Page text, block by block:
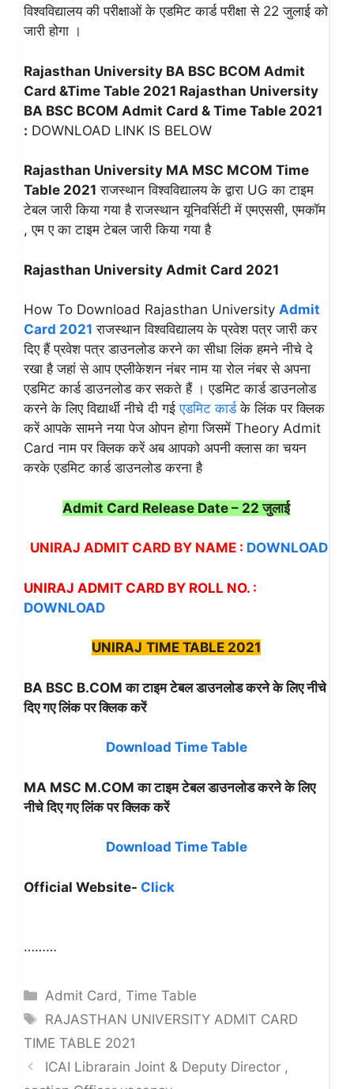
विश्वविद्यालय की परीक्षाओं के एडमिट कार्ड परीक्षा से 22 जुलाई को
जारी होगा ।
Rajasthan University BA BSC BCOM Admit
Card &Time Table 2021 Rajasthan University
BA BSC BCOM Admit Card & Time Table 2021
: DOWNLOAD LINK IS BELOW
Rajasthan University MA MSC MCOM Time
Table 2021 राजस्थान विश्वविद्यालय के द्वारा UG का टाइम
टेबल जारी किया गया है राजस्थान यूनिवर्सिटी में एमएससी, एमकॉम
, एम ए का टाइम टेबल जारी किया गया है
Rajasthan University Admit Card 2021
How To Download Rajasthan University Admit
Card 2021 राजस्थान विश्वविद्यालय के प्रवेश पत्र जारी कर
दिए हैं प्रवेश पत्र डाउनलोड करने का सीधा लिंक हमने नीचे दे
रखा है जहां से आप एप्लीकेशन नंबर नाम या रोल नंबर से अपना
एडमिट कार्ड डाउनलोड कर सकते हैं । एडमिट कार्ड डाउनलोड
करने के लिए विद्यार्थी नीचे दी गईएडमिट कार्डके लिंक पर क्लिक
करें आपके सामने नया पेज ओपन होगा जिसमें Theory Admit
Card नाम पर क्लिक करें अब आपको अपनी क्लास का चयन
करके एडमिट कार्ड डाउनलोड करना है
Admit Card Release Date – 22 जुलाई
UNIRAJ ADMIT CARD BY NAME : DOWNLOAD
UNIRAJ ADMIT CARD BY ROLL NO. :
DOWNLOAD
UNIRAJ TIME TABLE 2021
BA BSC B.COM का टाइम टेबल डाउनलोड करने के लिए नीचे
दिए गए लिंक पर क्लिक करें
Download Time Table
MA MSC M.COM का टाइम टेबल डाउनलोड करने के लिए
नीचे दिए गएलिंक पर क्लिक करें
Download Time Table
Official Website- Click
………
Categories
Admit Card,Time Table
Tags
RAJASTHAN UNIVERSITY ADMIT CARD
TIME TABLE 2021
ICAI Librarain Joint & Deputy Director ,